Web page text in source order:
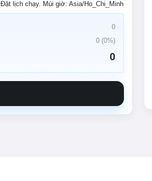
Đặt lịch chạy. Múi giờ: Asia/Ho_Chi_Minh
0
0(0%)
0